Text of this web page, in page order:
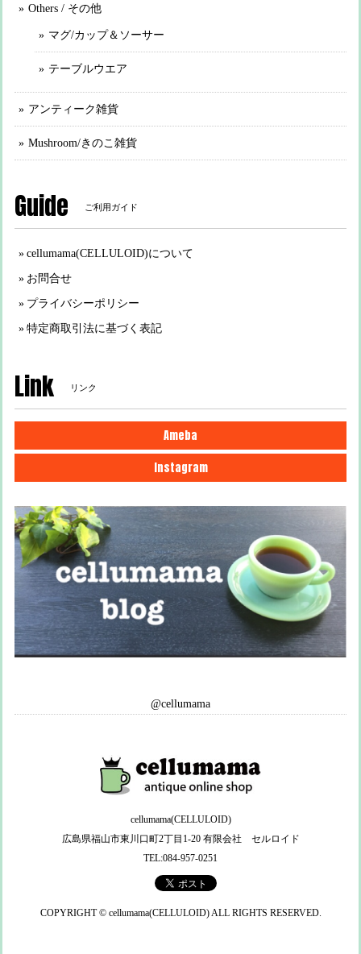
Others / その他
マグ/カップ＆ソーサー
テーブルウエア
アンティーク雑貨
Mushroom/きのこ雑貨
Guide ご利用ガイド
cellumama(CELLULOID)について
お問合せ
プライバシーポリシー
特定商取引法に基づく表記
Link リンク
Ameba
Instagram
@cellumama
cellumama(CELLULOID)
広島県福山市東川口町2丁目1-20 有限会社 セルロイド
TEL:084-957-0251
COPYRIGHT © cellumama(CELLULOID) ALL RIGHTS RESERVED.